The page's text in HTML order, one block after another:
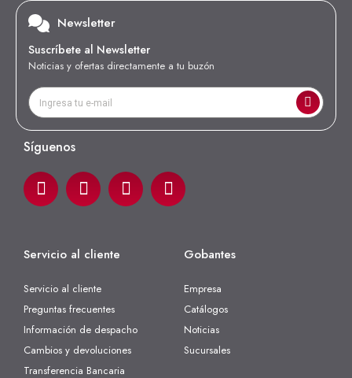
Newsletter
Suscríbete al Newsletter
Noticias y ofertas directamente a tu buzón
Síguenos
Servicio al cliente
Servicio al cliente
Preguntas frecuentes
Información de despacho
Cambios y devoluciones
Transferencia Bancaria
Gobantes
Empresa
Catálogos
Noticias
Sucursales